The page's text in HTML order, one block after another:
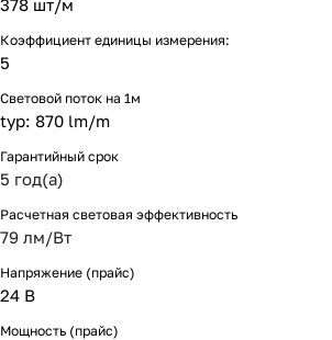
378 шт/м
Коэффициент единицы измерения:
5
Световой поток на 1м
typ: 870 lm/m
Гарантийный срок
5 год(а)
Расчетная световая эффективность
79 лм/Вт
Напряжение (прайс)
24 В
Мощность (прайс)